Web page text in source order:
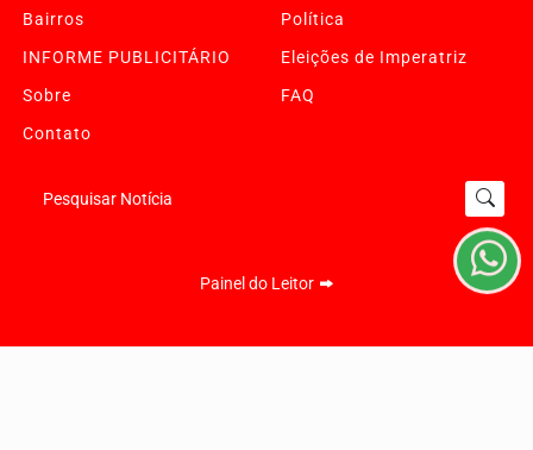
Bairros
Política
INFORME PUBLICITÁRIO
Eleições de Imperatriz
Sobre
FAQ
Contato
Pesquisar Notícia
Painel do Leitor
Termos de Uso e Privacidade
Esse site utiliza cookies para melhorar sua experiência
você concorda com nossos Termos de Uso e
Privacidade.